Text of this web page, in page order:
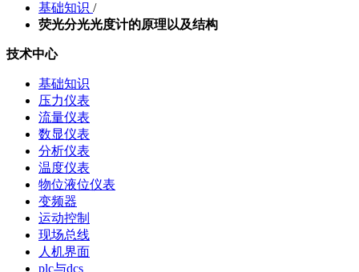
基础知识 /
荧光分光光度计的原理以及结构
技术中心
基础知识
压力仪表
流量仪表
数显仪表
分析仪表
温度仪表
物位液位仪表
变频器
运动控制
现场总线
人机界面
plc与dcs